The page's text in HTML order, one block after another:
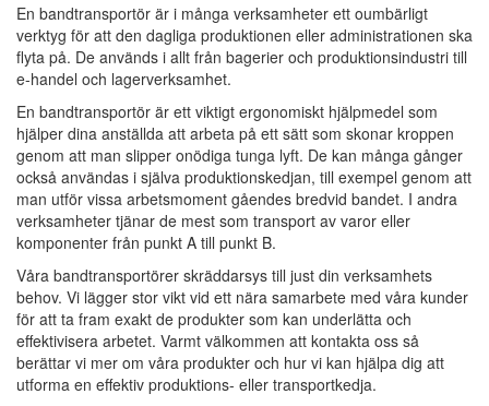
En bandtransportör är i många verksamheter ett oumbärligt
verktyg för att den dagliga produktionen eller administrationen ska
flyta på. De används i allt från bagerier och produktionsindustri till
e-handel och lagerverksamhet.
En bandtransportör är ett viktigt ergonomiskt hjälpmedel som
hjälper dina anställda att arbeta på ett sätt som skonar kroppen
genom att man slipper onödiga tunga lyft. De kan många gånger
också användas i själva produktionskedjan, till exempel genom att
man utför vissa arbetsmoment gåendes bredvid bandet. I andra
verksamheter tjänar de mest som transport av varor eller
komponenter från punkt A till punkt B.
Våra bandtransportörer skräddarsys till just din verksamhets
behov. Vi lägger stor vikt vid ett nära samarbete med våra kunder
för att ta fram exakt de produkter som kan underlätta och
effektivisera arbetet. Varmt välkommen att kontakta oss så
berättar vi mer om våra produkter och hur vi kan hjälpa dig att
utforma en effektiv produktions- eller transportkedja.